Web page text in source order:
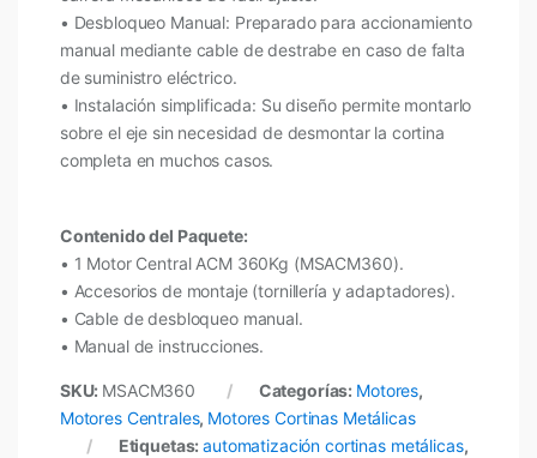
• Desbloqueo Manual: Preparado para accionamiento
manual mediante cable de destrabe en caso de falta
de suministro eléctrico.
• Instalación simplificada: Su diseño permite montarlo
sobre el eje sin necesidad de desmontar la cortina
completa en muchos casos.
Contenido del Paquete:
• 1 Motor Central ACM 360Kg (MSACM360).
• Accesorios de montaje (tornillería y adaptadores).
• Cable de desbloqueo manual.
• Manual de instrucciones.
SKU: MSACM360 Categorías: Motores,
Motores Centrales, Motores Cortinas Metálicas
Etiquetas:automatización cortinas metálicas,